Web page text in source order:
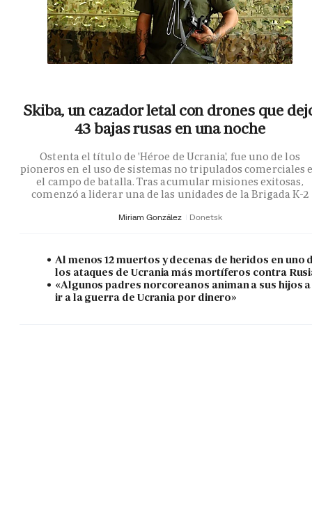
Skiba, un cazador letal con drones que
43 bajas rusas en una noche
Ostenta el título de 'Héroe de Ucrania', fue uno de los
pioneros en el uso de sistemas no tripulados comerciales
el campo de batalla. Tras acumular misiones exitosas,
comenzó a liderar una de las unidades de la Brigada K-2
Miriam González Donetsk
Al menos 12 muertos y decenas de heridos en uno
los ataques de Ucrania más mortíferos contra
«Algunos padres norcoreanos animan a sus hijos a
ir a la guerra de Ucrania por dinero»